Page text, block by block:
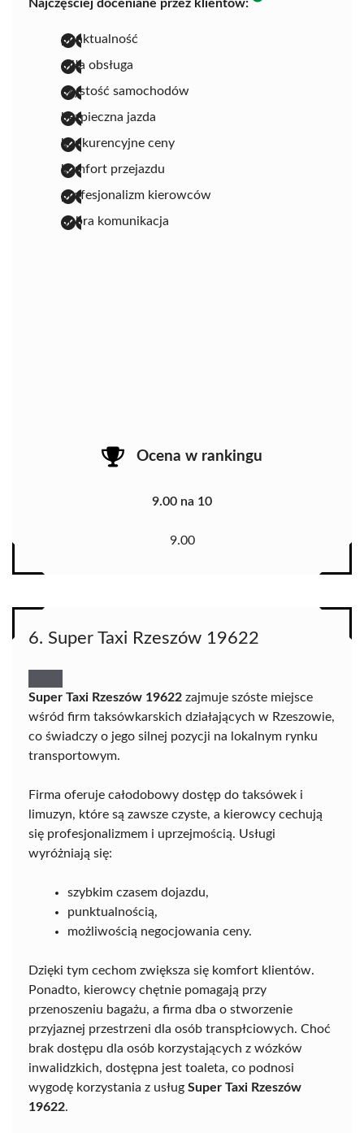
Najczęściej doceniane przez klientów:
punktualność
miła obsługa
czystość samochodów
bezpieczna jazda
konkurencyjne ceny
komfort przejazdu
profesjonalizm kierowców
dobra komunikacja
Ocena w rankingu
9.00 na 10
9.00
6. Super Taxi Rzeszów 19622
Super Taxi Rzeszów 19622 zajmuje szóste miejsce
wśród firm taksówkarskich działających w Rzeszowie,
co świadczy o jego silnej pozycji na lokalnym rynku
transportowym.
Firma oferuje całodobowy dostęp do taksówek i
limuzyn, które są zawsze czyste, a kierowcy cechują
się profesjonalizmem i uprzejmością. Usługi
wyróżniają się:
szybkim czasem dojazdu,
punktualnością,
możliwością negocjowania ceny.
Dzięki tym cechom zwiększa się komfort klientów.
Ponadto, kierowcy chętnie pomagają przy
przenoszeniu bagażu, a firma dba o stworzenie
przyjaznej przestrzeni dla osób transpłciowych. Choć
brak dostępu dla osób korzystających z wózków
inwalidzkich, dostępna jest toaleta, co podnosi
wygodę korzystania z usług Super Taxi Rzeszów
19622.